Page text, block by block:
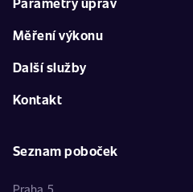
Měření výkonu
Další služby
Kontakt
Seznam poboček
Praha 5